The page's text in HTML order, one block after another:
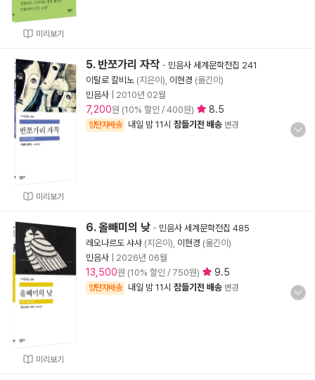
미리보기
미리보기
5. 반쪼가리 자작 - 민음사 세계문학전집 241
이탈로 칼비노 (지은이), 이현경 (옮긴이)
민음사
2010년 02월
7,200원 (10% 할인 / 400원) 8.5
양탄자배송 내일 밤 11시 잠들기전 배송 변경
미리보기
6. 올빼미의 낮 - 민음사 세계문학전집 485
레오나르도 샤샤 (지은이), 이현경 (옮긴이)
민음사
2026년 06월
13,500원 (10% 할인 / 750원) 9.5
양탄자배송 내일 밤 11시 잠들기전 배송 변경